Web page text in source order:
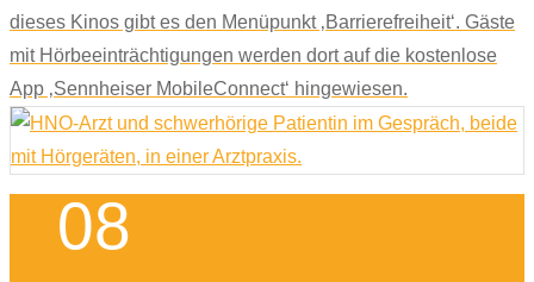
dieses Kinos gibt es den Menüpunkt ‚Barrierefreiheit‘. Gäste
mit Hörbeeinträchtigungen werden dort auf die kostenlose
App ‚Sennheiser MobileConnect‘ hingewiesen.
08